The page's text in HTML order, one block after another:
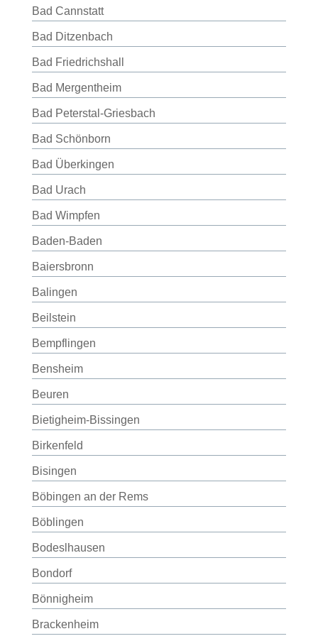
Bad Cannstatt
Bad Ditzenbach
Bad Friedrichshall
Bad Mergentheim
Bad Peterstal-Griesbach
Bad Schönborn
Bad Überkingen
Bad Urach
Bad Wimpfen
Baden-Baden
Baiersbronn
Balingen
Beilstein
Bempflingen
Bensheim
Beuren
Bietigheim-Bissingen
Birkenfeld
Bisingen
Böbingen an der Rems
Böblingen
Bodeslhausen
Bondorf
Bönnigheim
Brackenheim